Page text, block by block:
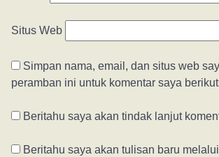
Situs Web
Simpan nama, email, dan situs web
peramban ini untuk komentar saya
Beritahu saya akan tindak lanjut
Beritahu saya akan tulisan baru